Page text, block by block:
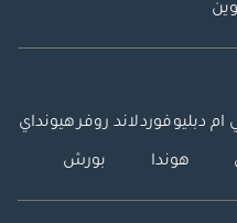
ام دبليوفوردلاند روفرهيونداي
هوندا بورش